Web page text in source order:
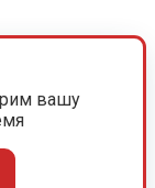
вашу